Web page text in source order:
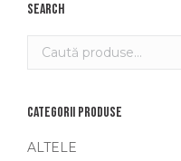
Search
Categorii produse
ALTELE